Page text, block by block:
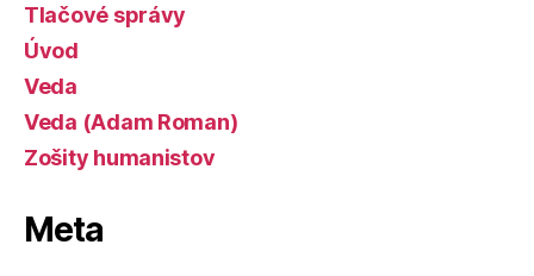
Tlačové správy
Úvod
Veda
Veda (Adam Roman)
Zošity humanistov
Meta